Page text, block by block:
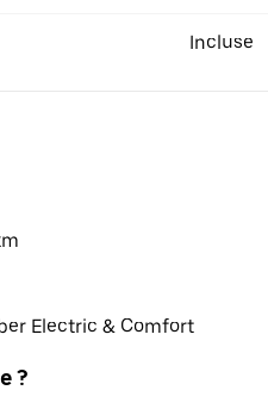
Incluse
Electric & Comfort
?